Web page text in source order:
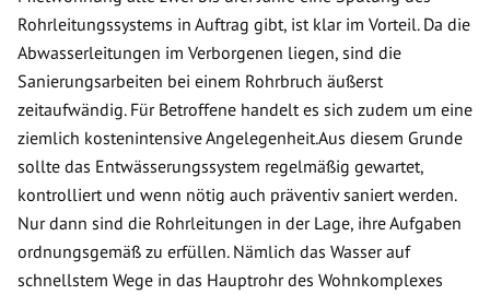
Rohrleitungssystems in Auftrag gibt, ist klar im Vorteil. Da die
Abwasserleitungen im Verborgenen liegen, sind die
Sanierungsarbeiten bei einem Rohrbruch äußerst
zeitaufwändig. Für Betroffene handelt es sich zudem um eine
ziemlich kostenintensive Angelegenheit.Aus diesem Grunde
sollte das Entwässerungssystem regelmäßig gewartet,
kontrolliert und wenn nötig auch präventiv saniert werden.
Nur dann sind die Rohrleitungen in der Lage, ihre Aufgaben
ordnungsgemäß zu erfüllen. Nämlich das Wasser auf
schnellstem Wege in das Hauptrohr des Wohnkomplexes